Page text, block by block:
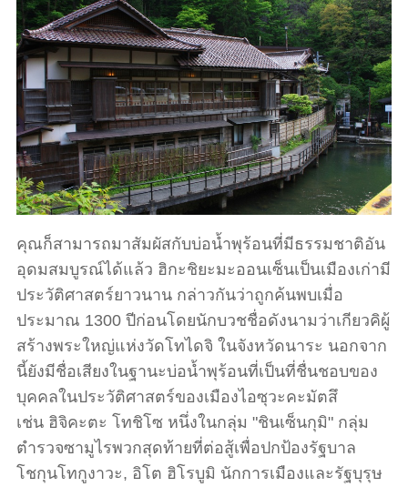
คุณก็สามารถมาสัมผัสกับบ่อน้ำพุร้อนที่มีธรรมชาติอัน
อุดมสมบูรณ์ได้แล้ว ฮิกะชิยะมะออนเซ็นเป็นเมืองเก่ามี
ประวัติศาสตร์ยาวนาน กล่าวกันว่าถูกค้นพบเมื่อ
ประมาณ 1300 ปีก่อนโดยนักบวชชื่อดังนามว่าเกียวคิผู้
สร้างพระใหญ่แห่งวัดโทไดจิ ในจังหวัดนาระ นอกจาก
นี้ยังมีชื่อเสียงในฐานะบ่อน้ำพุร้อนที่เป็นที่ชื่นชอบของ
บุคคลในประวัติศาสตร์ของเมืองไอซุวะคะมัตสึ
เช่น ฮิจิคะตะ โทชิโซ หนึ่งในกลุ่ม "ชินเซ็นกุมิ" กลุ่ม
ตำรวจซามูไรพวกสุดท้ายที่ต่อสู้เพื่อปกป้องรัฐบาล
โชกุนโทกูงาวะ, อิโต ฮิโรบูมิ นักการเมืองและรัฐบุรุษ